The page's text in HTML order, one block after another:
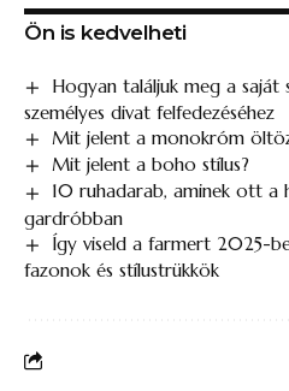
Ön is kedvelheti
Hogyan találjuk meg a
személyes divat felfedezéséhez
Mit jelent a monokróm
Mit jelent a boho stílus?
10 ruhadarab, aminek ott a
gardróbban
Így viseld a farmert 2025-
fazonok és stílustrükkök